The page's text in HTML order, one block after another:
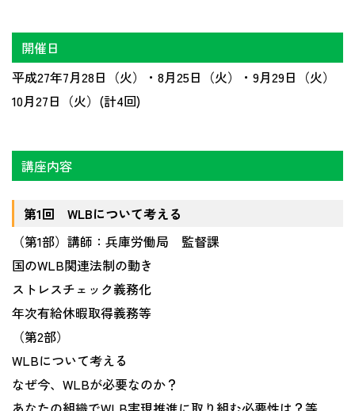
開催日
平成27年7月28日（火）・8月25日（火）・9月29日（火）
10月27日（火）(計4回)
講座内容
第1回 WLBについて考える
（第1部）講師：兵庫労働局 監督課
国のWLB関連法制の動き
ストレスチェック義務化
年次有給休暇取得義務等
（第2部）
WLBについて考える
なぜ今、WLBが必要なのか？